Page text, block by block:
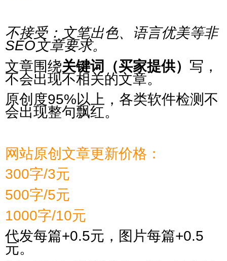
不接受：文笔出色、语言优美等非
SEO文章要求。
文章围绕关键词（买家提供） 写，
不会出现不相关的文章。
原创度95%以上，各类软件检测不
会出现整句飘红。
网站原创文章更新价格：
300字/3元
500字/5元
1000字/10元
代发每篇+0.5元，图片每篇+0.5
元。